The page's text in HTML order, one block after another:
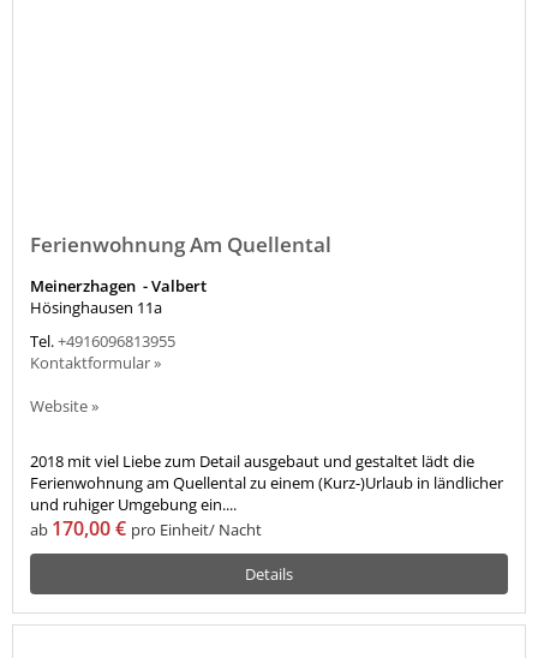
Ferienwohnung Am Quellental
Meinerzhagen - Valbert
Hösinghausen 11a
Tel.+4916096813955
Kontaktformular »
Website »
2018 mit viel Liebe zum Detail ausgebaut und gestaltet lädt die
Ferienwohnung am Quellental zu einem (Kurz-)Urlaub in ländlicher
und ruhiger Umgebung ein....
ab 170,00 € pro Einheit/ Nacht
Details